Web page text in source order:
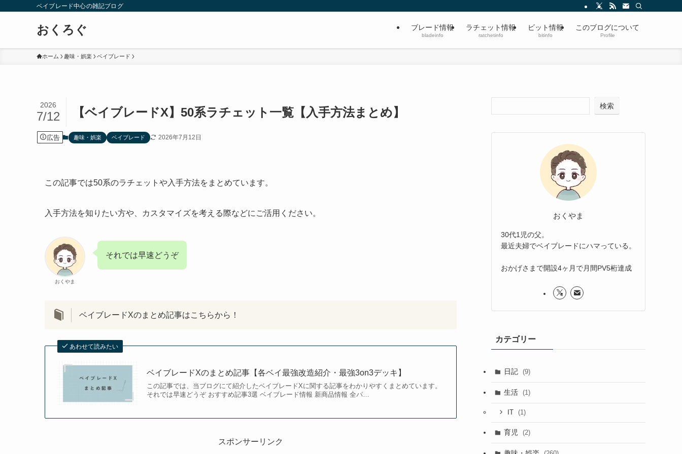
ベイブレード中心の雑記ブログ
おくろぐ ブレード情報
bladeinfo
ラチェット情報
ratchetinfo
ビット情報
bitinfo
このブログについて
Profile
ホーム 趣味・娯楽 ベイブレード
【ベイブレードX】50系ラチェット一覧【入手方法まとめ】
2026
7/12
広告 趣味・娯楽 ベイブレード 2026年7月12日
この記事では50系のラチェットや入手方法をまとめています。
入手方法を知りたい方や、カスタマイズを考える際などにご活用ください。
おくやま
それでは早速どうぞ
ベイブレードXのまとめ記事はこちらから！
あわせて読みたい
ベイブレードXのまとめ記事【各ベイ最強改造紹介・最強3on3デッキ】
この記事では、当ブログにて紹介したベイブレードXに関する記事をわかりやすくまとめています。
それでは早速どうぞ おすすめ記事3選 ベイブレード情報 新商品情報 全パ…
スポンサーリンク
検索
おくやま
30代1児の父。
最近夫婦でベイブレードにハマっている。
おかげさまで開設4ヶ月で月間PV5桁達成
カテゴリー
日記 (9)
生活 (1)
(1)
育児 (2)